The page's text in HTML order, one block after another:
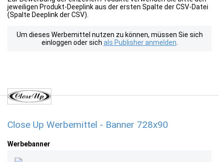
jeweiligen Produkt-Deeplink aus der ersten Spalte der CSV-Datei
(Spalte Deeplink der CSV).
Um dieses Werbemittel nutzen zu können, müssen Sie sich
einloggen oder sich als Publisher anmelden
Close Up Werbemittel - Banner 728x90
Werbebanner